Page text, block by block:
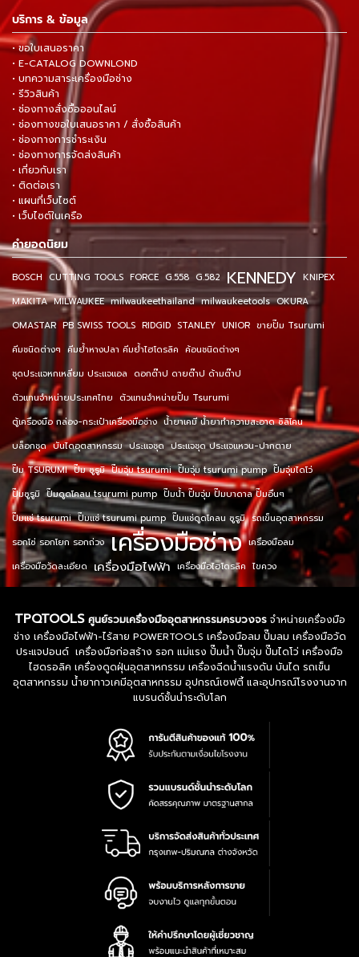
บริการ & ข้อมูล
• ขอใบเสนอราคา
• E-CATALOG DOWNLOND
• บทความสาระเครื่องมือช่าง
• รีวิวสินค้า
• ช่องทางสั่งซื้อออนไลน์
• ช่องทางขอใบเสนอราคา / สั่งซื้อสินค้า
• ช่องทางการชำระเงิน
• ช่องทางการจัดส่งสินค้า
• เกี่ยวกับเรา
• ติดต่อเรา
• แผนที่เว็บไซต์
• เว็บไซต์ในเครือ
คำยอดนิยม
BOSCH CUTTING TOOLS FORCE G.558 G.582 KENNEDY KNIPEX
MAKITA MILWAUKEE milwaukeethailand milwaukeetools OKURA
OMASTAR PB SWISS TOOLS RIDGID STANLEY UNIOR ขายปั๊ม Tsurumi
คีมชนิดต่างๆ คีมย้ำหางปลา คีมย้ำไฮโดรลิค ค้อนชนิดต่างๆ
ชุดประแจหกเหลี่ยม ประแจแอล ดอกต๊าป ดายต๊าป ด้ามต๊าป
ตัวแทนจำหน่ายประเทศไทย ตัวแทนจำหน่ายปั๊ม Tsurumi
ตู้เครื่องมือ กล่อง-กระเป๋าเครื่องมือช่าง น้ำยาเคมี น้ำยาทำความสะอาด ซิลิโคน
บล็อกชุด บันไดอุตสาหกรรม ประแจชุด ประแจชุด ประแจแหวน-ปากตาย
ปั๊ม TSURUMI ปั๊ม ซูรูมิ ปั๊มจุ่ม tsurumi ปั๊มจุ่ม tsurumi pump ปั๊มจุ่มไดโว่
ปั๊มซูรูมิ ปั๊มดูดโคลน tsurumi pump ปั๊มน้ำ ปั๊มจุ่ม ปั๊มบาดาล ปั๊มอื่นๆ
ปั๊มแช่ tsurumi ปั๊มแช่ tsurumi pump ปั๊มแช่ดูดโคลน ซูรูมิ รถเข็นอุตสาหกรรม
รอกโซ่ รอกโยก รอกถ่วง เครื่องมือช่าง เครื่องมือลม
เครื่องมือวัดละเอียด เครื่องมือไฟฟ้า เครื่องมือไฮโดรลิค ไขควง
TPQTOOLS ศูนย์รวมเครื่องมืออุตสาหกรรมครบวงจรจำหน่ายเครื่องมือ
ช่าง เครื่องมือไฟฟ้า-ไร้สาย POWERTOOLS เครื่องมือลม ปั๊มลม เครื่องมือวัด
ประแจปอนด์ เครื่องมือก่อสร้าง รอก แม่แรง ปั๊มน้ำ ปั๊มจุ่ม ปั๊มไดโว่ เครื่องมือ
ไฮดรอลิค เครื่องดูดฝุ่นอุตสาหกรรม เครื่องฉีดน้ำแรงดัน บันได รถเข็น
อุตสาหกรรม น้ำยากาวเคมีอุตสาหกรรม อุปกรณ์เซฟตี้ และอุปกรณ์โรงงานจาก
แบรนด์ชั้นนำระดับโลก